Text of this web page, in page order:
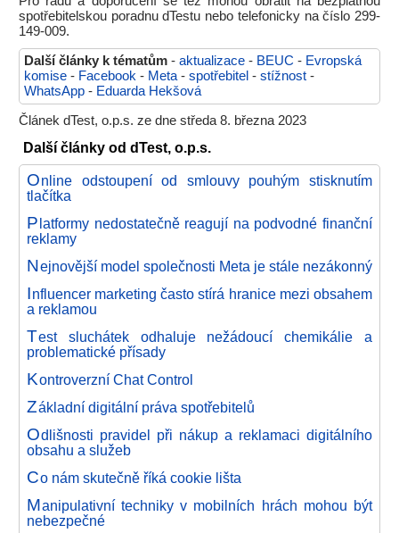
spotřebitelskou poradnu dTestu nebo telefonicky na číslo 299-
149-009.
Další články k tématům - aktualizace - BEUC - Evropská
komise - Facebook - Meta - spotřebitel - stížnost -
WhatsApp - Eduarda Hekšová
Článek dTest, o.p.s. ze dne středa 8. března 2023
Další články od dTest, o.p.s.
Online odstoupení od smlouvy pouhým stisknutím
tlačítka
Platformy nedostatečně reagují na podvodné finanční
reklamy
Nejnovější model společnosti Meta je stále nezákonný
Influencer marketing často stírá hranice mezi obsahem
a reklamou
Test sluchátek odhaluje nežádoucí chemikálie a
problematické přísady
Kontroverzní Chat Control
Základní digitální práva spotřebitelů
Odlišnosti pravidel při nákup a reklamaci digitálního
obsahu a služeb
Co nám skutečně říká cookie lišta
Manipulativní techniky v mobilních hrách mohou být
nebezpečné